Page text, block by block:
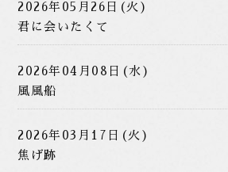
2026年05月26日(火)
君に会いたくて
2026年04月08日(水)
風風船
2026年03月17日(火)
焦げ跡